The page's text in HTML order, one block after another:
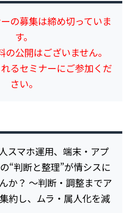
の募集は締め切っていま
す。
の公開はございません。
るセミナーにご参加くだ
さい。